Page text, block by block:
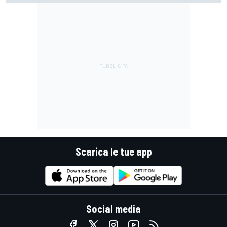
Scarica le tue app
Social media